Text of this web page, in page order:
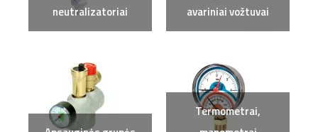
neutralizatoriai
avariniai vožtuvai
Termometrai,